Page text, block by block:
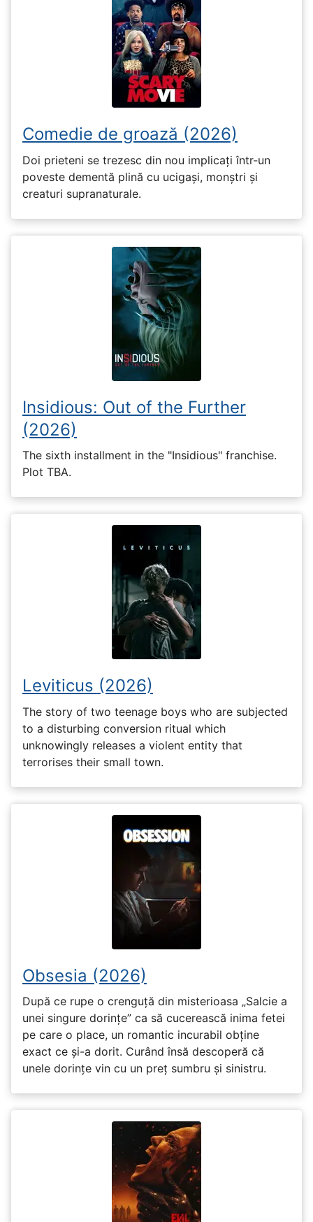
Comedie de groază (2026)
Doi prieteni se trezesc din nou implicați într-un
poveste dementă plină cu ucigași, monștri și
creaturi supranaturale.
Insidious: Out of the Further
(2026)
The sixth installment in the "Insidious" franchise.
Plot TBA.
Leviticus (2026)
The story of two teenage boys who are subjected
to a disturbing conversion ritual which
unknowingly releases a violent entity that
terrorises their small town.
Obsesia (2026)
După ce rupe o crenguță din misterioasa „Salcie a
unei singure dorințe” ca să cucerească inima fetei
pe care o place, un romantic incurabil obține
exact ce și-a dorit. Curând însă descoperă că
unele dorințe vin cu un preț sumbru și sinistru.